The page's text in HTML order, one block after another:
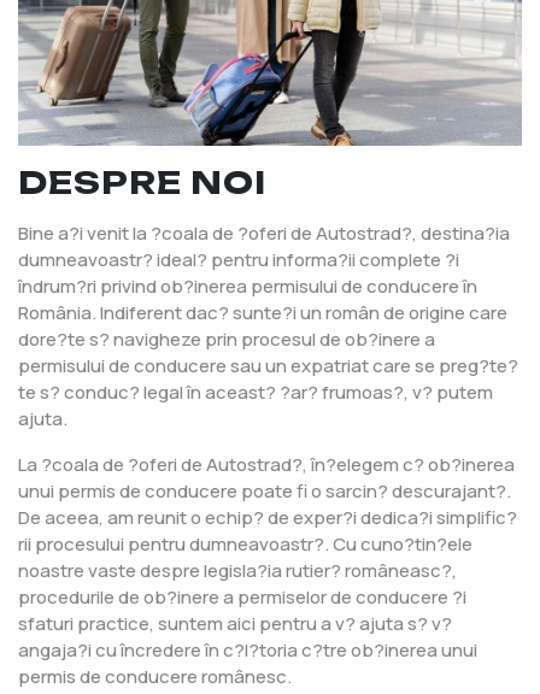
DESPRE NOI
Bine a?i venit la ?coala de ?oferi de Autostrad?, destina?ia
dumneavoastr? ideal? pentru informa?ii complete ?i
îndrum?ri privind ob?inerea permisului de conducere în
România. Indiferent dac? sunte?i un român de origine care
dore?te s? navigheze prin procesul de ob?inere a
permisului de conducere sau un expatriat care se preg?te?
te s? conduc? legal în aceast? ?ar? frumoas?, v? putem
ajuta.
La ?coala de ?oferi de Autostrad?, în?elegem c? ob?inerea
unui permis de conducere poate fi o sarcin? descurajant?.
De aceea, am reunit o echip? de exper?i dedica?i simplific?
rii procesului pentru dumneavoastr?. Cu cuno?tin?ele
noastre vaste despre legisla?ia rutier? româneasc?,
procedurile de ob?inere a permiselor de conducere ?i
sfaturi practice, suntem aici pentru a v? ajuta s? v?
angaja?i cu încredere în c?l?toria c?tre ob?inerea unui
permis de conducere românesc.